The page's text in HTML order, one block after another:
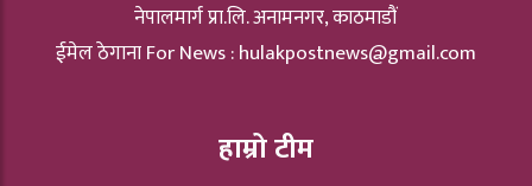
नेपालमार्ग प्रा.लि. अनामनगर, काठमाडौं
ईमेल ठेगाना For News :hulakpostnews@gmail.com
हाम्रो टीम